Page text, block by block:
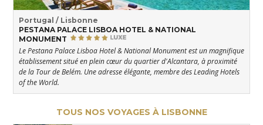
Portugal / Lisbonne
PESTANA PALACE LISBOA HOTEL & NATIONAL
MONUMENT
Le Pestana Palace Lisboa Hotel & National Monument est un magnifique
établissement situé en plein cœur du quartier d'Alcantara, à proximité
de la Tour de Belém. Une adresse élégante, membre des Leading Hotels
of the World.
TOUS NOS VOYAGES À LISBONNE